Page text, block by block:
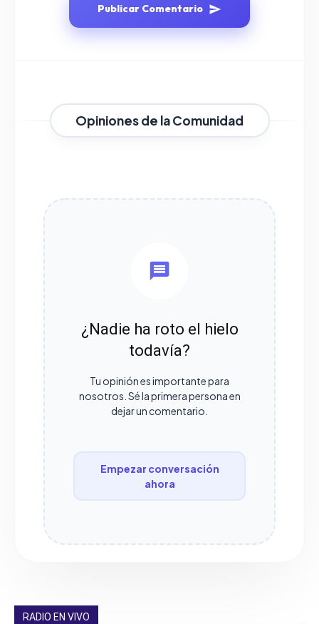
Publicar Comentario
Opiniones de la Comunidad
¿Nadie ha roto el hielo
todavía?
Tu opinión es importante para
nosotros. Sé la primera persona en
dejar un comentario.
Empezar conversación
ahora
RADIO EN VIVO